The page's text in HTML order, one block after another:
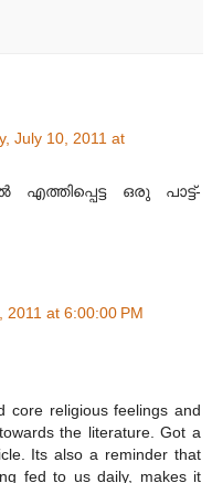
July 10, 2011 at
എത്തിപ്പെട്ട ഒരു പാട്ട്-
2011 at 6:00:00 PM
core religious feelings and
the literature. Got a
Its also a reminder that
fed to us daily, makes it